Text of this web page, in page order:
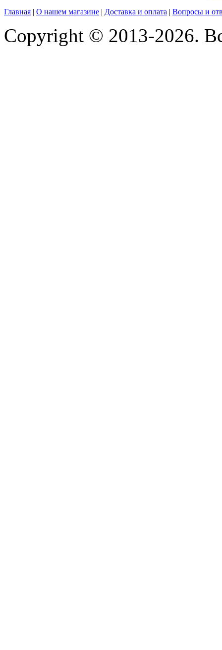
Главная | О нашем магазине | Доставка и оплата | Вопросы и
Copyright © 2013-2026.